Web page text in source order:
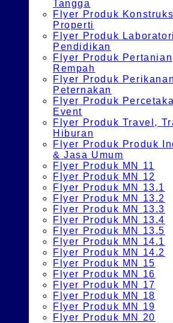
Tangga
Flyer Produk
Properti
Flyer Produk
Pendidikan
Flyer Produk
Rempah
Flyer Produk
Peternakan
Flyer Produk
Event
Flyer Produk Travel,
Hiburan
Flyer Produk Produk
& Jasa Umum
Flyer Produk MN 11
Flyer Produk MN 12
Flyer Produk MN 13.1
Flyer Produk MN 13.2
Flyer Produk MN 13.3
Flyer Produk MN 13.4
Flyer Produk MN 13.5
Flyer Produk MN 14.1
Flyer Produk MN 14.2
Flyer Produk MN 15
Flyer Produk MN 16
Flyer Produk MN 17
Flyer Produk MN 18
Flyer Produk MN 19
Flyer Produk MN 20